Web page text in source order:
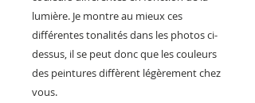
lumière. Je montre au mieux ces
différentes tonalités dans les photos ci-
dessus, il se peut donc que les couleurs
des peintures diffèrent légèrement chez
vous.